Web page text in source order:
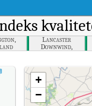
Lancaster
Downwind,
Pennsylvania
Hill, Maryland u stvarnom
+
−